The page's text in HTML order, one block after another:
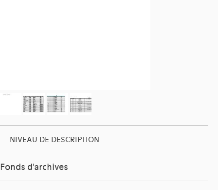
NIVEAU DE DESCRIPTION
Fonds d'archives